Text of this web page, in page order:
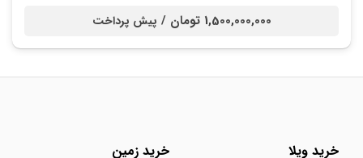
1,500,000,000 تومان / پیش پرداخت
خرید ویلا خرید زمین